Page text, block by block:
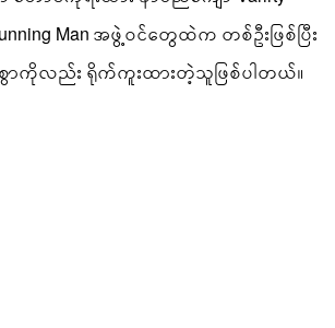
Man အဖွဲ့ဝင်တွေထဲက တစ်ဦးဖြစ်ပြီး
းစွာကိုလည်း ရိုက်ကူးထားတဲ့သူဖြစ်ပါတယ်။